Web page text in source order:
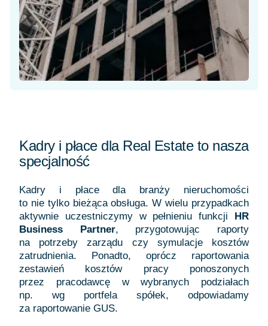
Kadry i płace dla Real Estate to nasza
specjalność
Kadry i płace dla branży nieruchomości
to nie tylko bieżąca obsługa. W wielu przypadkach
aktywnie uczestniczymy w pełnieniu funkcji
HR
Business Partner, przygotowując raporty
na potrzeby zarządu czy symulacje kosztów
zatrudnienia. Ponadto, oprócz raportowania
zestawień kosztów pracy ponoszonych
przez pracodawcę w wybranych podziałach
np. wg portfela spółek, odpowiadamy
za raportowanie GUS.